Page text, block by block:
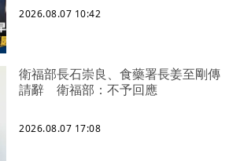
2026.08.07 10:42
衛福部長石崇良、食藥署長姜至剛傳
請辭 衛福部：不予回應
2026.08.07 17:08